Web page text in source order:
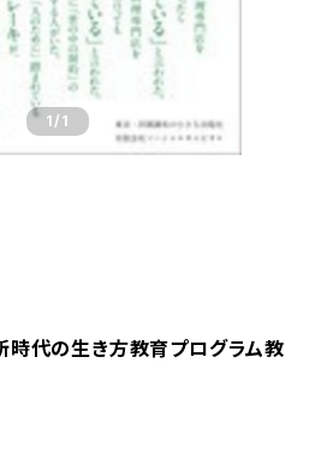
1/1
時代の生き方教育プログラム教